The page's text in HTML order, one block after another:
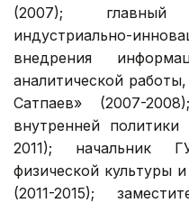
(2007); главный
индустриально-
внедрения
аналитической
Сатпаев» (2007-
внутренней
2011); начальник
физической культуры
(2011-2015);